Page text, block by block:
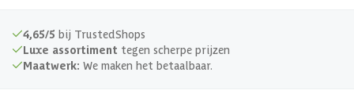
4,65/5 bij TrustedShops
Luxe assortiment tegen scherpe prijzen
Maatwerk: We maken het betaalbaar.